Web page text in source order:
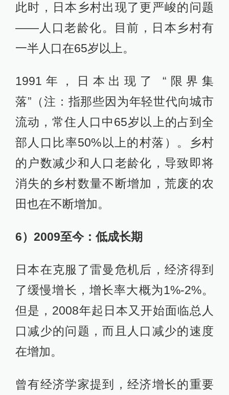
此时，日本乡村出现了更严峻的问题
——人口老龄化。目前，日本乡村有
一半人口在65岁以上。
1991年，日本出现了 “限界集
落”（注：指那些因为年轻世代向城市
流动，常住人口中65岁以上的占到全
部人口比率50%以上的村落）。乡村
的户数减少和人口老龄化，导致即将
消失的乡村数量不断增加，荒废的农
田也在不断增加。
6）2009至今：低成长期
日本在克服了雷曼危机后，经济得到
了缓慢增长，增长率大概为1%-2%。
但是，2008年起日本又开始面临总人
口减少的问题，而且人口减少的速度
在增加。
曾有经济学家提到，经济增长的重要